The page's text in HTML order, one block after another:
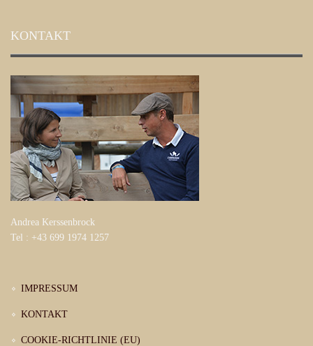
KONTAKT
Andrea Kerssenbrock
Tel : +43 699 1974 1257
IMPRESSUM
KONTAKT
COOKIE-RICHTLINIE (EU)